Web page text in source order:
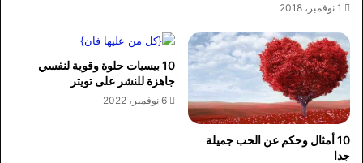
1 نوفمبر، 2018
10 أمثال وحكم عن الحب جميلة
جدا
10 بيسيات حلوة وقوية لنفسي
جاهزة للنشر على تويتر
6 نوفمبر، 2022